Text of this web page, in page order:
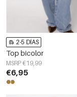
2-5 DÍAS
Top bicolor
MSRP €19,99
€6,95